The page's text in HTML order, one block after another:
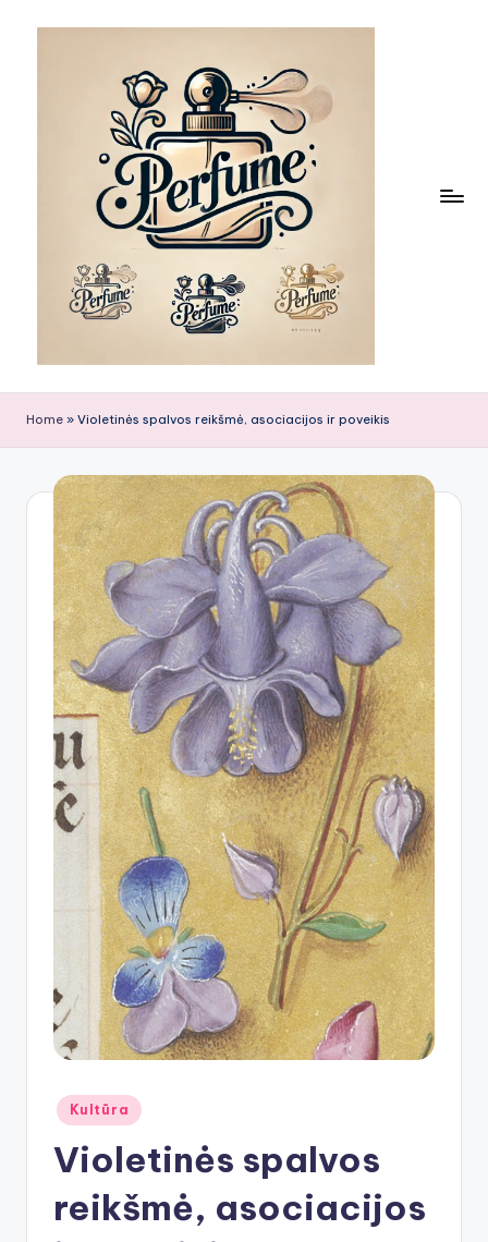
Home » Violetinės spalvos reikšmė, asociacijos ir poveikis
Posted
in
Kultūra
Violetinės spalvos
reikšmė, asociacijos